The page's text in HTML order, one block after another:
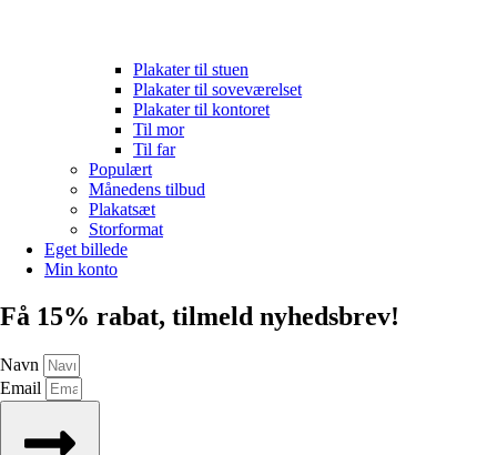
Plakater til stuen
Plakater til soveværelset
Plakater til kontoret
Til mor
Til far
Populært
Månedens tilbud
Plakatsæt
Storformat
Eget billede
Min konto
Få 15% rabat, tilmeld nyhedsbrev!
Navn
Email